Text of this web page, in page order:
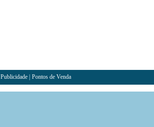
Publicidade Pontos de Venda